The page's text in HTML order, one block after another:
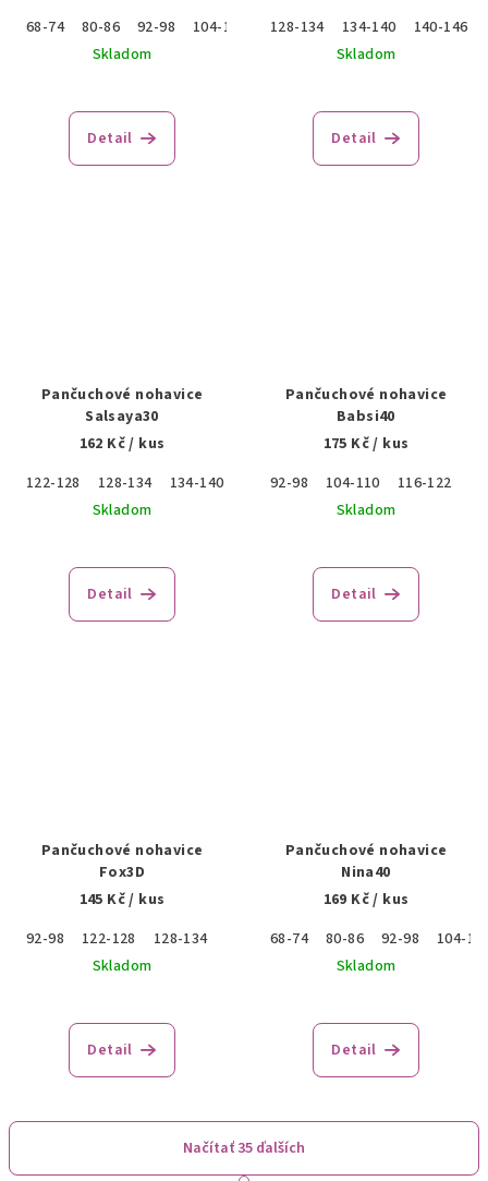
68-74
80-86 92-98
104-110
Skladom
Detail
128-134
134-140
140-146
Skladom
Detail
Pančuchové nohavice
Salsaya30
162 Kč/ kus
122-128
128-134 134-140 140-146
146-152
Skladom
Detail
Pančuchové nohavice
Babsi40
175 Kč/ kus
92-98
104-110
116-122
Skladom
Detail
Pančuchové nohavice
Fox3D
145 Kč/ kus
92-98
122-128 128-134
134-140
Skladom
Detail
Pančuchové nohavice
Nina40
169 Kč/ kus
68-74
80-86 92-98
104-
Skladom
Detail
Načítať 35 ďalších